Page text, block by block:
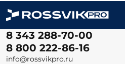
8 343 288-70-00
8 800 222-86-16
info@rossvikpro.ru